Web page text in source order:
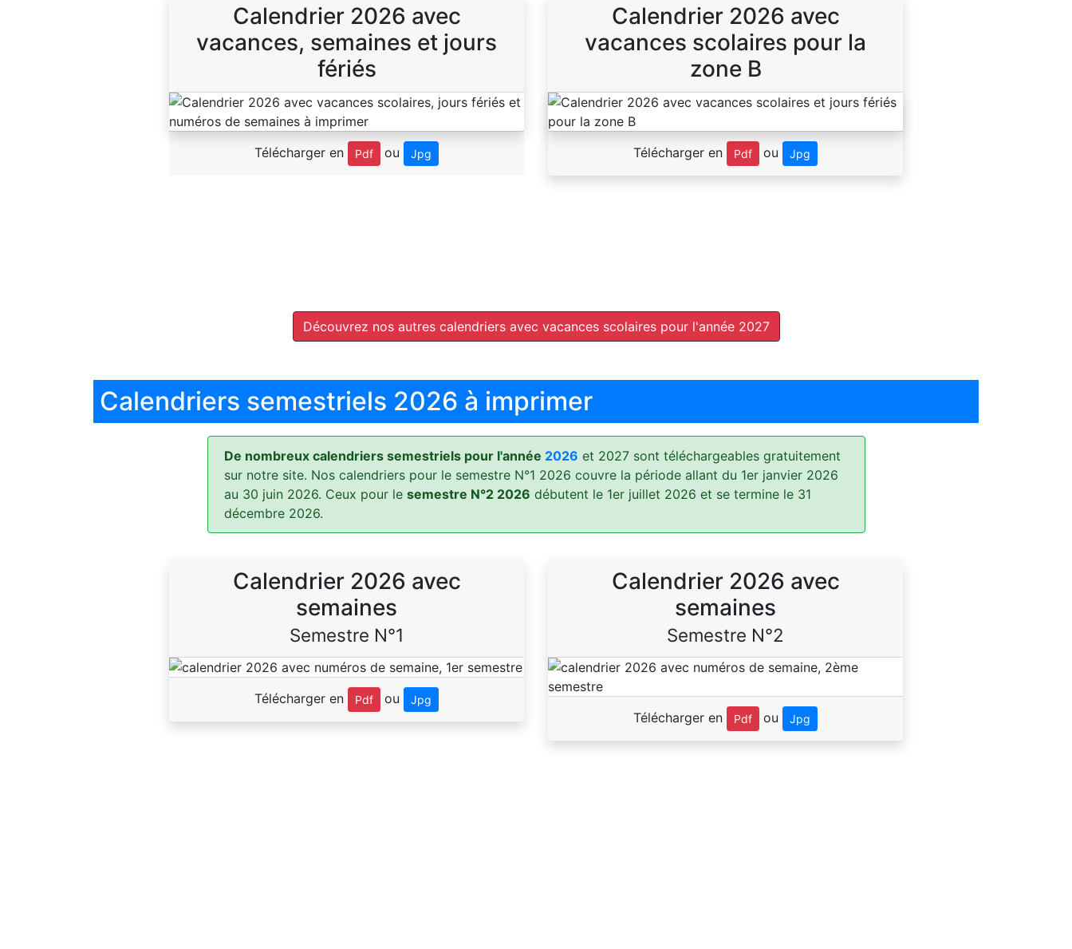
Calendrier 2026 avec
vacances, semaines et jours
fériés
Télécharger en Pdf ou Jpg
Calendrier 2026 avec
vacances scolaires pour la
zone B
Télécharger en Pdf ou Jpg
Découvrez nos autres calendriers avec vacances scolaires pour l'année 2027
Calendriers semestriels 2026 à imprimer
De nombreux calendriers semestriels pour l'année 2026 et 2027 sont téléchargeables gratuitement
sur notre site. Nos calendriers pour le semestre N°1 2026 couvre la période allant du 1er janvier 2026
au 30 juin 2026. Ceux pour le semestre N°2 2026 débutent le 1er juillet 2026 et se termine le 31
décembre 2026.
Calendrier 2026 avec
semaines
Semestre N°1
Télécharger en Pdf ou Jpg
Calendrier 2026 avec
semaines
Semestre N°2
Télécharger en Pdf ou Jpg